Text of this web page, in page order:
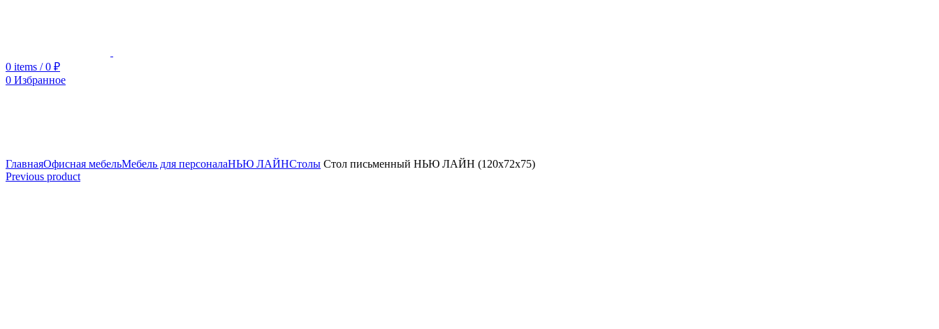
0 items / 0 ₽
0 Избранное
ГлавнаяОфисная мебельМебель для персоналаНЬЮ ЛАЙНСтолы Стол письменный НЬЮ ЛАЙН (120x72x75)
Previous product